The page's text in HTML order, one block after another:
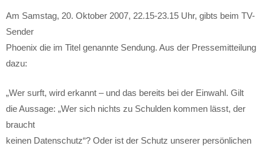
Am Samstag, 20. Oktober 2007, 22.15-23.15 Uhr, gibts beim TV-
Sender
Phoenix die im Titel genannte Sendung. Aus der Pressemitteilung
dazu:
„Wer surft, wird erkannt – und das bereits bei der Einwahl. Gilt
die Aussage: „Wer sich nichts zu Schulden kommen lässt, der
braucht
keinen Datenschutz“? Oder ist der Schutz unserer persönlichen